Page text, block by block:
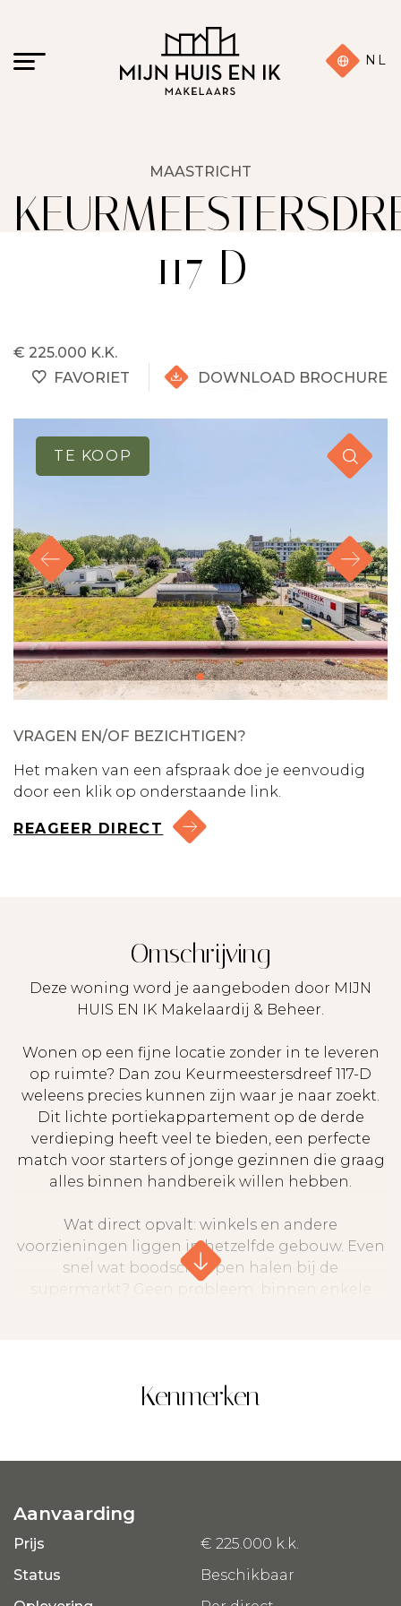
NL
MAASTRICHT
117 D
€ 225.000 K.K.
FAVORIET
DOWNLOAD BROCHURE
TE KOOP
VRAGEN EN/OF BEZICHTIGEN?
Het maken van een afspraak doe je eenvoudig
door een klik op onderstaande link.
REAGEER DIRECT
Omschrijving
Deze woning word je aangeboden door MIJN
HUIS EN IK Makelaardij & Beheer.
Wonen op een fijne locatie zonder in te leveren
op ruimte? Dan zou Keurmeestersdreef 117-D
weleens precies kunnen zijn waar je naar zoekt.
Dit lichte portiekappartement op de derde
verdieping heeft veel te bieden, een perfecte
match voor starters of jonge gezinnen die graag
alles binnen handbereik willen hebben.
Wat direct opvalt: winkels en andere
voorzieningen liggen in hetzelfde gebouw. Even
snel wat boodschappen halen bij de
supermarkt? Geen probleem, binnen enkele
fietsen en persoonlijke spullen.
De indeling van dit appartement is lekker
praktisch en overzichtelijk. Je stapt binnen in de
ruime entreehal welke toegang biedt tot alle
ruimtes.
Kenmerken
Aanvaarding
Prijs
€ 225.000 k.k.
Status
Beschikbaar